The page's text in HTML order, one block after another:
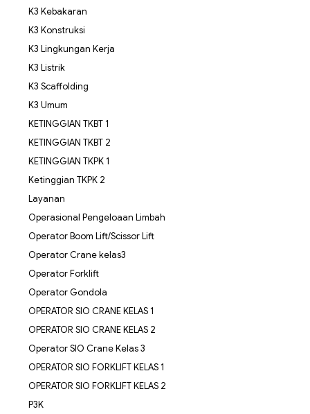
K3 Kebakaran
K3 Konstruksi
K3 Lingkungan Kerja
K3 Listrik
K3 Scaffolding
K3 Umum
KETINGGIAN TKBT 1
KETINGGIAN TKBT 2
KETINGGIAN TKPK 1
Ketinggian TKPK 2
Layanan
Operasional Pengeloaan Limbah
Operator Boom Lift/Scissor Lift
Operator Crane kelas3
Operator Forklift
Operator Gondola
OPERATOR SIO CRANE KELAS 1
OPERATOR SIO CRANE KELAS 2
Operator SIO Crane Kelas 3
OPERATOR SIO FORKLIFT KELAS 1
OPERATOR SIO FORKLIFT KELAS 2
P3K